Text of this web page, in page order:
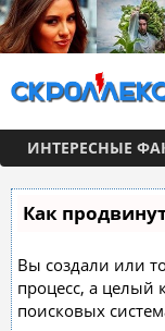
ИНТЕРЕСНЫЕ
Как
Вы создали или
процесс, а целый
поисковых